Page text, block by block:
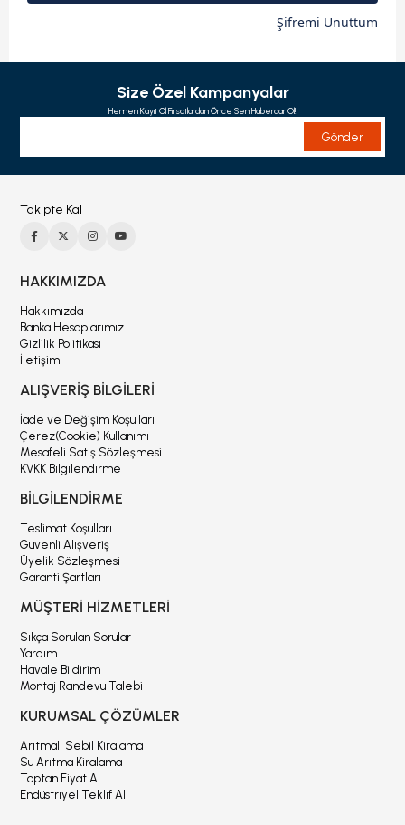
Şifremi Unuttum
Size Özel Kampanyalar
Hemen Kayıt Ol Fırsatlardan Önce Sen Haberdar Ol!
Gönder
Takipte Kal
HAKKIMIZDA
Hakkımızda
Banka Hesaplarımız
Gizlilik Politikası
İletişim
ALIŞVERİŞ BİLGİLERİ
İade ve Değişim Koşulları
Çerez(Cookie) Kullanımı
Mesafeli Satış Sözleşmesi
KVKK Bilgilendirme
BİLGİLENDİRME
Teslimat Koşulları
Güvenli Alışveriş
Üyelik Sözleşmesi
Garanti Şartları
MÜŞTERİ HİZMETLERİ
Sıkça Sorulan Sorular
Yardım
Havale Bildirim
Montaj Randevu Talebi
KURUMSAL ÇÖZÜMLER
Arıtmalı Sebil Kiralama
Su Arıtma Kiralama
Toptan Fiyat Al
Endüstriyel Teklif Al